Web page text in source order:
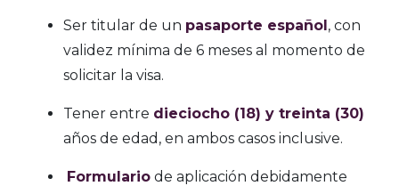
Ser titular de un pasaporte español, con
validez mínima de 6 meses al momento de
solicitar la visa.
Tener entre dieciocho (18) y treinta (30)
años de edad, en ambos casos inclusive.
Formulario de aplicación debidamente